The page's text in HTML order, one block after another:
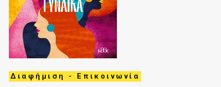
Διαφήμιση - Επικοινωνία